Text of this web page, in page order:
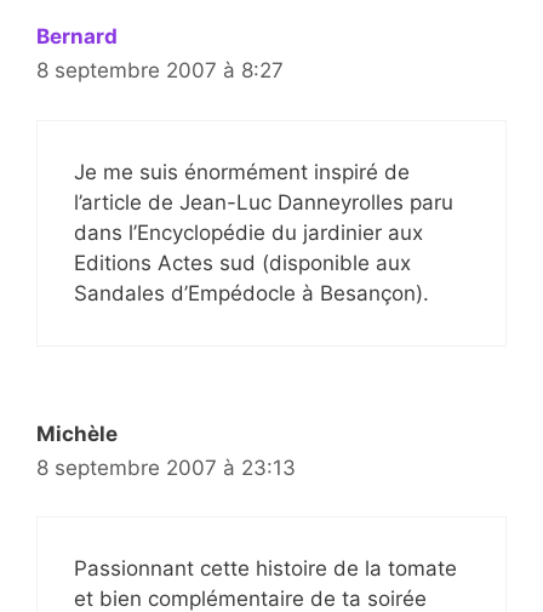
Bernard
8 septembre 2007 à 8:27
Je me suis énormément inspiré de
l’article de Jean-Luc Danneyrolles paru
dans l’Encyclopédie du jardinier aux
Editions Actes sud (disponible aux
Sandales d’Empédocle à Besançon).
Michèle
8 septembre 2007 à 23:13
Passionnant cette histoire de la tomate
et bien complémentaire de ta soirée